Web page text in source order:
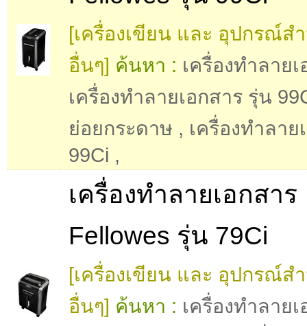
[เครื่องเขียน และ อุปกรณ์ส
อื่นๆ] ค้นหา : เครื่องทำลาย
เครื่องทำลายเอกสาร รุ่น
ย่อยกระดาษ , เครื่องทำลาย
99Ci ,
เครื่องทำลายเอกสาร
Fellowes รุ่น 79Ci
[เครื่องเขียน และ อุปกรณ์ส
อื่นๆ] ค้นหา : เครื่องทำลาย